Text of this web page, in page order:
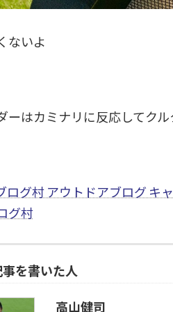
ないよ
ーはカミナリに反応してク
グ村
事を書いた人
高山健司